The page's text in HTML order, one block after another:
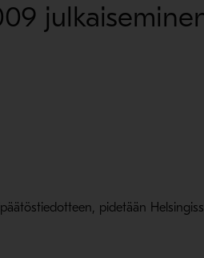
pidetään